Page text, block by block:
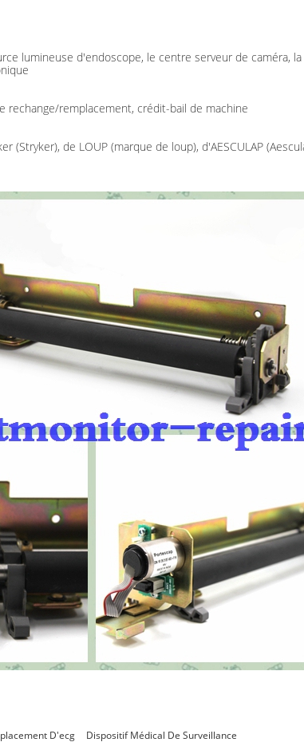
lumineuse d'endoscope, le centre serveur de caméra,
rechange/remplacement, crédit-bail de machine
(Stryker), de LOUP (marque de loup), d'AESCULAP
D'ecg Dispositif Médical De Surveillance